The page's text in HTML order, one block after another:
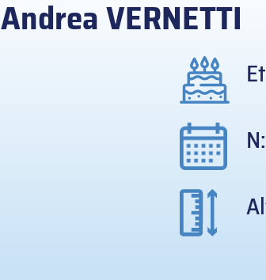
AndreaVERNETTI